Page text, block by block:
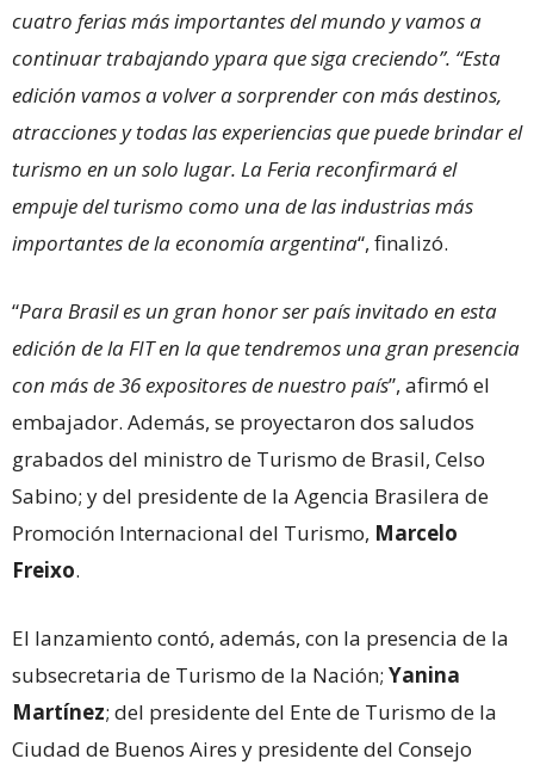
cuatro ferias más importantes del mundo y vamos a
continuar trabajando ypara que siga creciendo”. “Esta
edición vamos a volver a sorprender con más destinos,
atracciones y todas las experiencias que puede brindar el
turismo en un solo lugar. La Feria reconfirmará el
empuje del turismo como una de las industrias más
importantes de la economía argentina“, finalizó.
“Para Brasil es un gran honor ser país invitado en esta
edición de la FIT en la que tendremos una gran presencia
con más de 36 expositores de nuestro país”, afirmó el
embajador. Además, se proyectaron dos saludos
grabados del ministro de Turismo de Brasil, Celso
Sabino; y del presidente de la Agencia Brasilera de
Promoción Internacional del Turismo, Marcelo
Freixo.
El lanzamiento contó, además, con la presencia de la
subsecretaria de Turismo de la Nación; Yanina
Martínez; del presidente del Ente de Turismo de la
Ciudad de Buenos Aires y presidente del Consejo